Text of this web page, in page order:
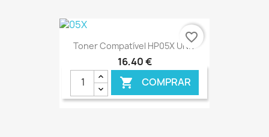
€ ONLINE
Toner Compatível HP05X UNIV
16,40 €
 COMPRAR
favorite_border